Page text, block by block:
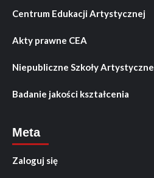
Centrum Edukacji Artystycznej
Akty prawne CEA
Niepubliczne Szkoły Artystyczne
Badanie jakości kształcenia
Meta
Zaloguj się